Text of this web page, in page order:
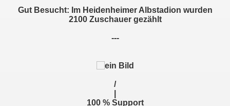
Gut Besucht: Im Heidenheimer Albstadion wurden
2100 Zuschauer gezählt
---
/
100 % Support
Mannheim